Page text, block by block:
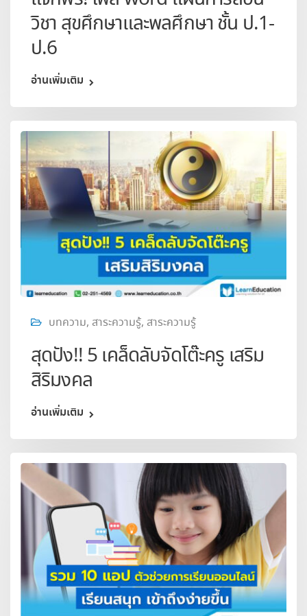
วิชา สุขศึกษาและพลศึกษา ชั้น ป.1-
ป.6
อ่านเพิ่มเติม
บทความ, สาระความรู้, สาระความรู้
สุดปัง!! 5 เคล็ดลับจัดโต๊ะครู เสริม
สิริมงคล
อ่านเพิ่มเติม